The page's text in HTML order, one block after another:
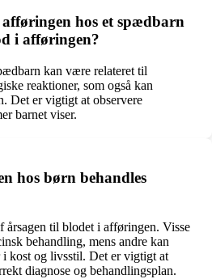
hos et spædbarn
i afføringen?
kan være relateret til
reaktioner, som også kan
Det er vigtigt at observere
barnet viser.
hos børn behandles
årsagen til blodet i afføringen. Visse
behandling, mens andre kan
kost og livsstil. Det er vigtigt at
diagnose og behandlingsplan.